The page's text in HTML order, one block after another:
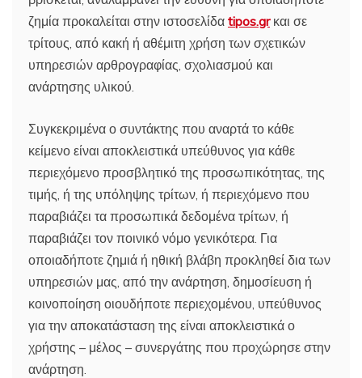
ζημία προκαλείται στην ιστοσελίδα tipos.gr και σε
τρίτους, από κακή ή αθέμιτη χρήση των σχετικών
υπηρεσιών αρθρογραφίας, σχολιασμού και
ανάρτησης υλικού.
Συγκεκριμένα ο συντάκτης που αναρτά το κάθε
κείμενο είναι αποκλειστικά υπεύθυνος για κάθε
περιεχόμενο προσβλητικό της προσωπικότητας, της
τιμής, ή της υπόληψης τρίτων, ή περιεχόμενο που
παραβιάζει τα προσωπικά δεδομένα τρίτων, ή
παραβιάζει τον ποινικό νόμο γενικότερα. Για
οποιαδήποτε ζημιά ή ηθική βλάβη προκληθεί δια των
υπηρεσιών μας, από την ανάρτηση, δημοσίευση ή
κοινοποίηση οιουδήποτε περιεχομένου, υπεύθυνος
για την αποκατάσταση της είναι αποκλειστικά ο
χρήστης – μέλος – συνεργάτης που προχώρησε στην
ανάρτηση.